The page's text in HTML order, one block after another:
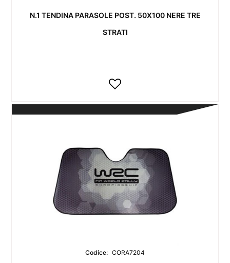
N.1 TENDINA PARASOLE POST. 50X100 NERE TRE
STRATI
Codice: CORA7204